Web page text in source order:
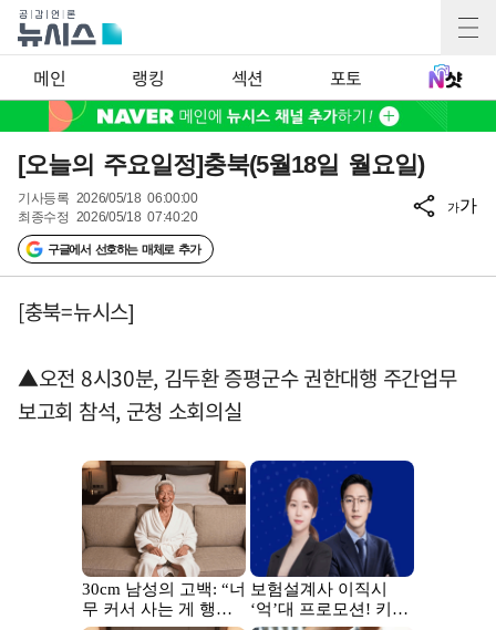
메인 랭킹 섹션 포토
[오늘의 주요일정]충북(5월18일 월요일)
기사등록 2026/05/18 06:00:00
최종수정 2026/05/18 07:40:20
구글에서 선호하는 매체로 추가
가가
[충북=뉴시스]
▲오전 8시30분, 김두환 증평군수 권한대행 주간업무
보고회 참석, 군청 소회의실